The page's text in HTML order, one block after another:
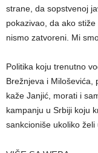
strane, da sopstvenoj
pokazivao, da ako
nismo zatvoreni. Mi
Politika koju trenutno
Brežnjeva i Miloševića,
kaže Janjić, morati i
kampanju u Srbiji koju
sankcioniše ukoliko želi